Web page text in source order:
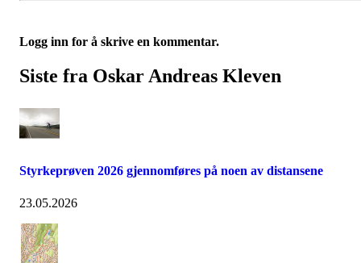
Logg inn for å skrive en kommentar.
Siste fra Oskar Andreas Kleven
Styrkeprøven 2026 gjennomføres på noen av distansene
23.05.2026